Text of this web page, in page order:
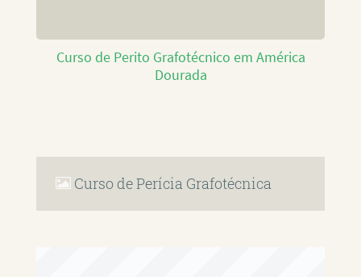
Curso de Perito Grafotécnico em América
Dourada
Curso de Perícia Grafotécnica